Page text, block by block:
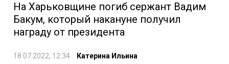
На Харьковщине погиб сержант Вадим
Бакум, который накануне получил
награду от президента
18.07.2022, 12:34 Катерина Ильина